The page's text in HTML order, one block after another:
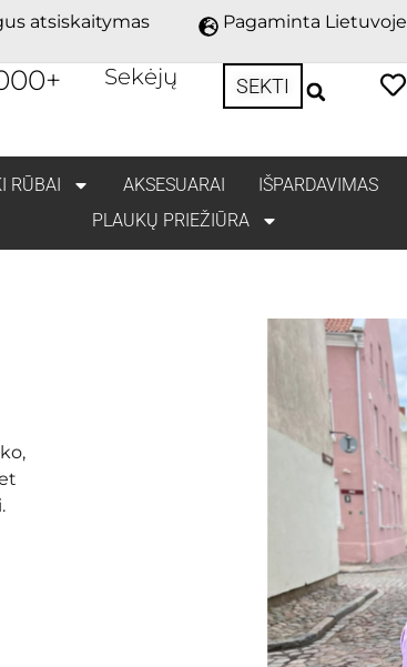
atsiskaitymas Pagaminta Lietuvoje
+ Sekėjų SEKTI
RŪBAI AKSESUARAI IŠPARDAVIMAS
PLAUKŲ PRIEŽIŪRA